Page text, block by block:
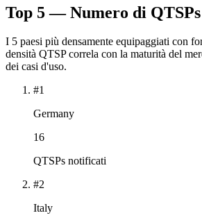
Top 5 — Numero di QTSPs
I 5 paesi più densamente equipaggiati con
densità QTSP correla con la maturità del
dei casi d'uso.
#1
Germany
16
QTSPs notificati
#2
Italy